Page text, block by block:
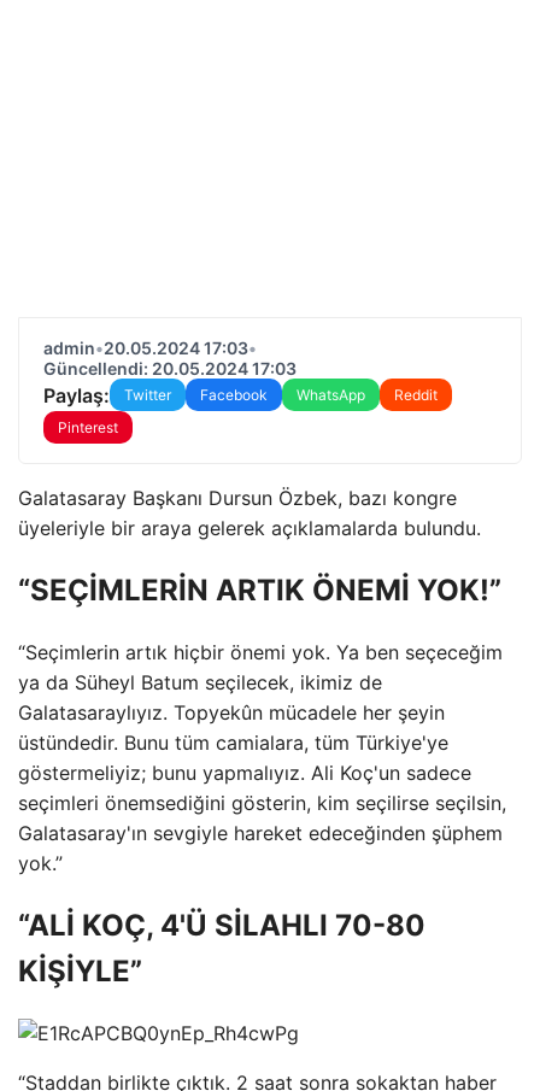
admin•20.05.2024 17:03•
Güncellendi: 20.05.2024 17:03
Paylaş: Twitter Facebook WhatsApp
Reddit
Pinterest
Galatasaray Başkanı Dursun Özbek, bazı kongre
üyeleriyle bir araya gelerek açıklamalarda bulundu.
“SEÇİMLERİN ARTIK ÖNEMİ YOK!”
“Seçimlerin artık hiçbir önemi yok. Ya ben seçeceğim
ya da Süheyl Batum seçilecek, ikimiz de
Galatasaraylıyız. Topyekûn mücadele her şeyin
üstündedir. Bunu tüm camialara, tüm Türkiye'ye
göstermeliyiz; bunu yapmalıyız. Ali Koç'un sadece
seçimleri önemsediğini gösterin, kim seçilirse seçilsin,
Galatasaray'ın sevgiyle hareket edeceğinden şüphem
yok.”
“ALİ KOÇ, 4'Ü SİLAHLI 70-80
KİŞİYLE”
“Staddan birlikte çıktık. 2 saat sonra sokaktan haber